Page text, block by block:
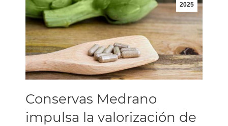
2025
Conservas Medrano
impulsa la valorización de